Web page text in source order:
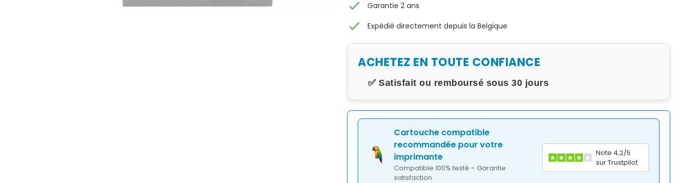
check Garantie 2 ans
check Expédié directement depuis la Belgique
ACHETEZ EN TOUTE CONFIANCE
✅ Satisfait ou remboursé sous 30 jours
Cartouche compatible
recommandée pour votre
imprimante
Compatible 100% testé – Garantie
satisfaction
Note 4,2/5
sur Trustpilot